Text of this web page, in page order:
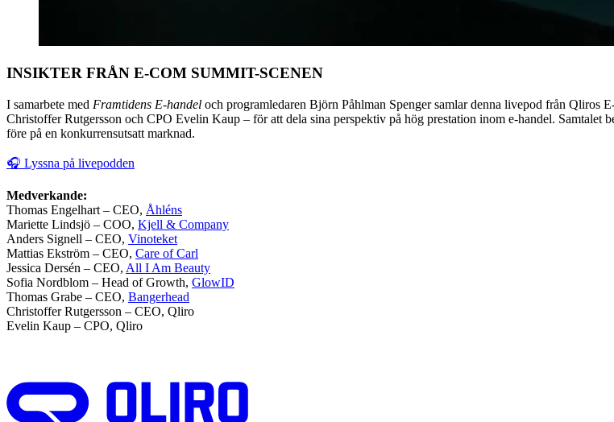
INSIKTER FRÅN E-COM SUMMIT-SCENEN
I samarbete med Framtidens E-handel och programledaren Björn Påhlman Spengersamlar denna livepod från Qliros
Christoffer Rutgersson och CPO Evelin Kaup – för att dela sina perspektiv på hög prestation inom e-handel.
före på en konkurrensutsatt marknad.
🎧 Lyssna på livepodden
Medverkande:
Thomas Engelhart – CEO, Åhléns
Mariette Lindsjö – COO, Kjell & Company
Anders Signell – CEO, Vinoteket
Mattias Ekström – CEO, Care of Carl
Jessica Dersén – CEO, All I Am Beauty
Sofia Nordblom – Head of Growth, GlowID
Thomas Grabe – CEO, Bangerhead
Christoffer Rutgersson – CEO, Qliro
Evelin Kaup – CPO, Qliro